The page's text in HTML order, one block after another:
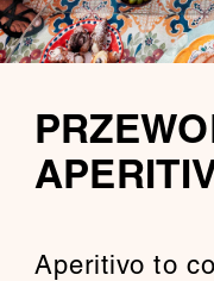
Aperitivo to